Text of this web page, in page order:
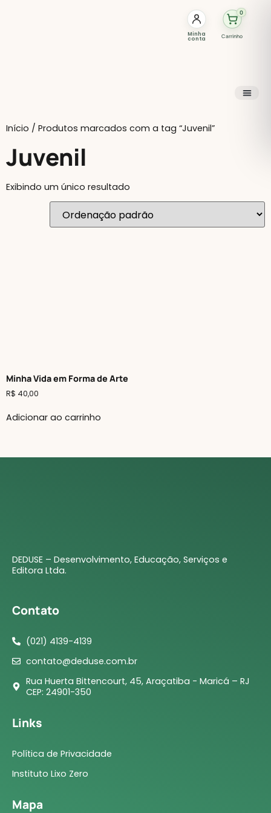
Minha
conta Carrinho
0
Início / Produtos marcados com a tag “Juvenil”
Juvenil
Exibindo um único resultado
Minha Vida em Forma de Arte
R$ 40,00
Adicionar ao carrinho
DEDUSE – Desenvolvimento, Educação, Serviços e
Editora Ltda.
Contato
(021) 4139-4139
contato@deduse.com.br
Rua Huerta Bittencourt, 45, Araçatiba - Maricá – RJ
CEP: 24901-350
Links
Política de Privacidade
Instituto Lixo Zero
Mapa